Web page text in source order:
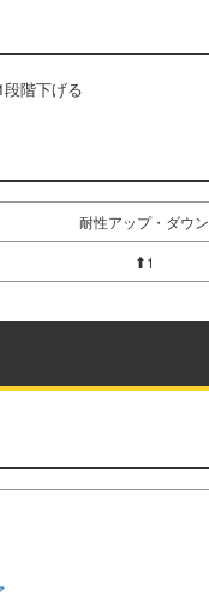
階下げる
耐性アップ・ダウン
⬆1